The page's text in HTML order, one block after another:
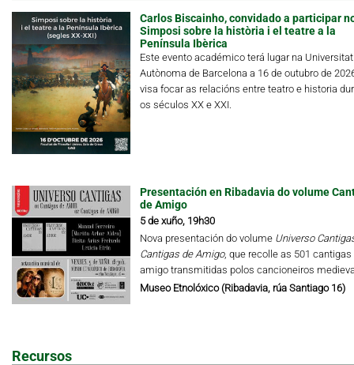
Carlos Biscainho, convidado a participar
Simposi sobre la història i el teatre a la
Península Ibèrica
Este evento académico terá lugar na Universitat
Autònoma de Barcelona a 16 de outubro de
visa focar as relacións entre teatro e historia
os séculos XX e XXI.
Presentación en Ribadavia do volume
de Amigo
5 de xuño, 19h30
Nova presentación do volume Universo
Cantigas de Amigo, que recolle as 501 cantigas
amigo transmitidas polos cancioneiros
Museo Etnolóxico (Ribadavia, rúa Santiago 16)
Recursos